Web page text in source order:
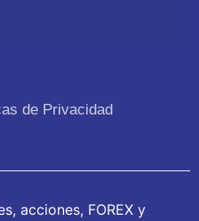
de Privacidad
acciones, FOREX y